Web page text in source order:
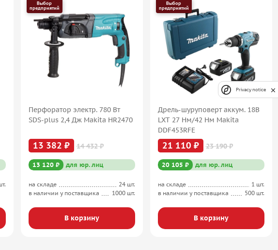
Выбор
предприятий
Перфоратор электр. 780 Вт
SDS-plus 2,4 Дж Makita HR2470
13 382 ₽ 14 432 ₽
13 120 ₽ для юр. лиц
на складе
24 шт.
в наличии у поставщика
1000 шт.
В корзину
Выбор
предприятий
Дрель-шуруповерт аккум. 18В
LXT 27 Нм/42 Нм Makita
DDF453RFE
21 110 ₽ 23 190 ₽
20 105 ₽ для юр. лиц
на складе
1 шт.
в наличии у поставщика
500 шт.
В корзину
Privacy notice